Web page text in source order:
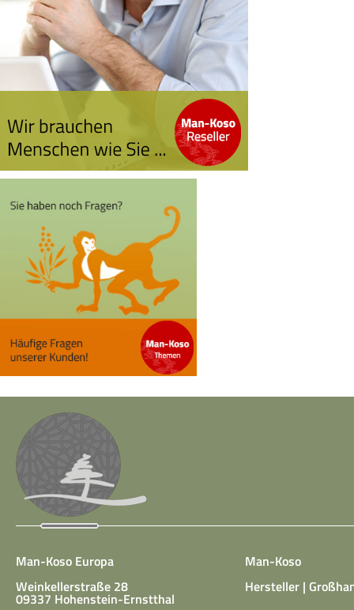
Man-Koso Europa
Weinkellerstraße 28
09337 Hohenstein-Ernstthal
Man-Koso
Hersteller |